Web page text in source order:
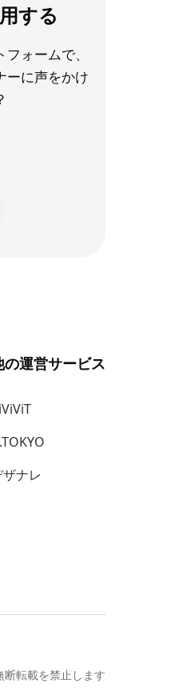
する
ォームで、
ーに声をかけ
の運営サービス
ザナレ
断転載を禁止します